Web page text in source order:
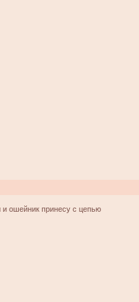
и ошейник принесу с цепью